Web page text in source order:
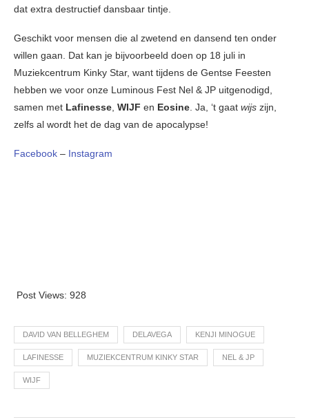
dat extra destructief dansbaar tintje.
Geschikt voor mensen die al zwetend en dansend ten onder
willen gaan. Dat kan je bijvoorbeeld doen op 18 juli in
Muziekcentrum Kinky Star, want tijdens de Gentse Feesten
hebben we voor onze Luminous Fest Nel & JP uitgenodigd,
samen met Lafinesse WIJF en Eosine . Ja, ‘t gaat wijs zijn,
zelfs al wordt het de dag van de apocalypse!
Facebook – Instagram
Post Views: 928
DAVID VAN BELLEGHEM DELAVEGA KENJI MINOGUE
LAFINESSE MUZIEKCENTRUM KINKY STAR NEL & JP
WIJF